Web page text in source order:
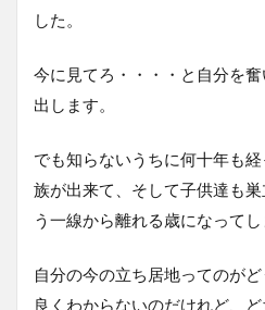
した。
今に見てろ・・・・と自分を
出します。
でも知らないうちに何十年も
族が出来て、そして子供達も
う一線から離れる歳になってし
自分の今の立ち居地ってのが
良くわからないのだけれど、